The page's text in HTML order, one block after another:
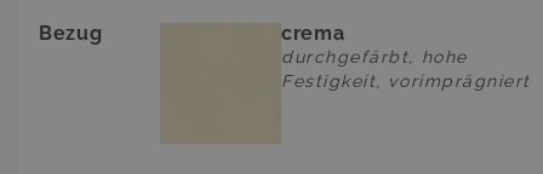
Bezug crema
durchgefärbt, hohe
Festigkeit, vorimprägniert